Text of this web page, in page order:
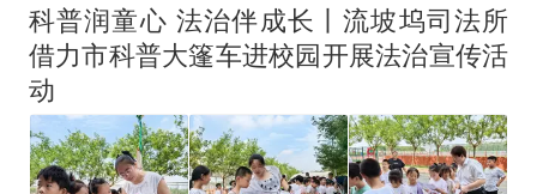
科普润童心 法治伴成长丨流坡坞司法所
借力市科普大篷车进校园开展法治宣传活
动